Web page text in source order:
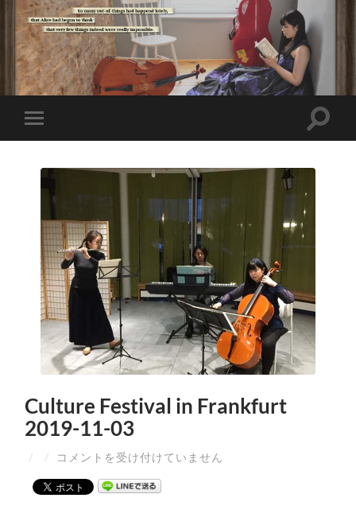
Culture Festival in Frankfurt
2019-11-03
/ / コメントを受け付けていません